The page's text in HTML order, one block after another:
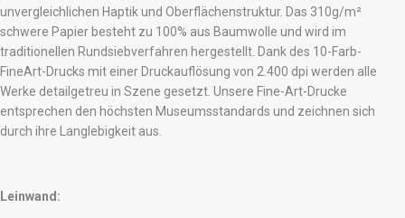
unvergleichlichen Haptik und Oberflächenstruktur. Das 310g/m²
schwere Papier besteht zu 100% aus Baumwolle und wird im
traditionellen Rundsiebverfahren hergestellt. Dank des 10-Farb-
FineArt-Drucks mit einer Druckauflösung von 2.400 dpi werden alle
Werke detailgetreu in Szene gesetzt. Unsere Fine-Art-Drucke
entsprechen den höchsten Museumsstandards und zeichnen sich
durch ihre Langlebigkeit aus.
Leinwand: